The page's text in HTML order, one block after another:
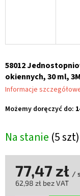
Na stanie (5 szt)
Możemy doręczyć do:
58012
okiennych, 30 ml, 3M
Informacje
77,47 zł /
62,98 zł bez VAT